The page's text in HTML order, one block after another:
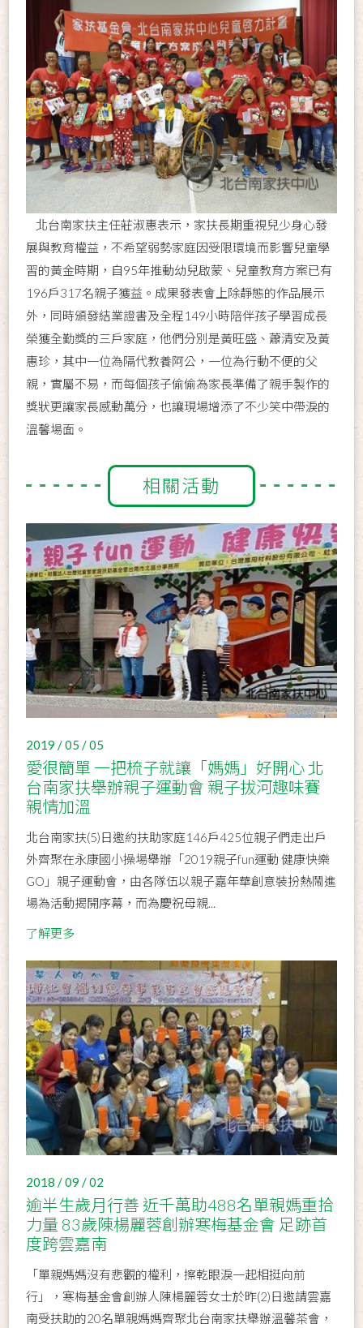
北台南家扶主任莊淑惠表示，家扶長期重視兒少身心發
展與教育權益，不希望弱勢家庭因受限環境而影響兒童學
習的黃金時期，自95年推動幼兒啟蒙、兒童教育方案已有
196戶317名親子獲益。成果發表會上除靜態的作品展示
外，同時頒發結業證書及全程149小時陪伴孩子學習成長
榮獲全勤獎的三戶家庭，他們分別是黃旺盛、蕭清安及黃
惠珍，其中一位為隔代教養阿公，一位為行動不便的父
親，實屬不易，而每個孩子偷偷為家長準備了親手製作的
獎狀更讓家長感動萬分，也讓現場增添了不少笑中帶淚的
溫馨場面。
相關活動
2019 / 05 / 05
愛很簡單 一把梳子就讓「媽媽」好開心 北
台南家扶舉辦親子運動會 親子拔河趣味賽
親情加溫
北台南家扶(5)日邀約扶助家庭146戶425位親子們走出戶
外齊聚在永康國小操場舉辦「2019親子fun運動 健康快樂
GO」親子運動會，由各隊伍以親子嘉年華創意裝扮熱鬧進
場為活動揭開序幕，而為慶祝母親...
了解更多
2018 / 09 / 02
逾半生歲月行善 近千萬助488名單親媽重拾
力量 83歲陳楊麗蓉創辦寒梅基金會 足跡首
度跨雲嘉南
「單親媽媽沒有悲觀的權利，擦乾眼淚一起相挺向前
行」，寒梅基金會創辦人陳楊麗蓉女士於昨(2)日邀請雲嘉
南受扶助的20名單親媽媽齊聚北台南家扶舉辦溫馨茶會，